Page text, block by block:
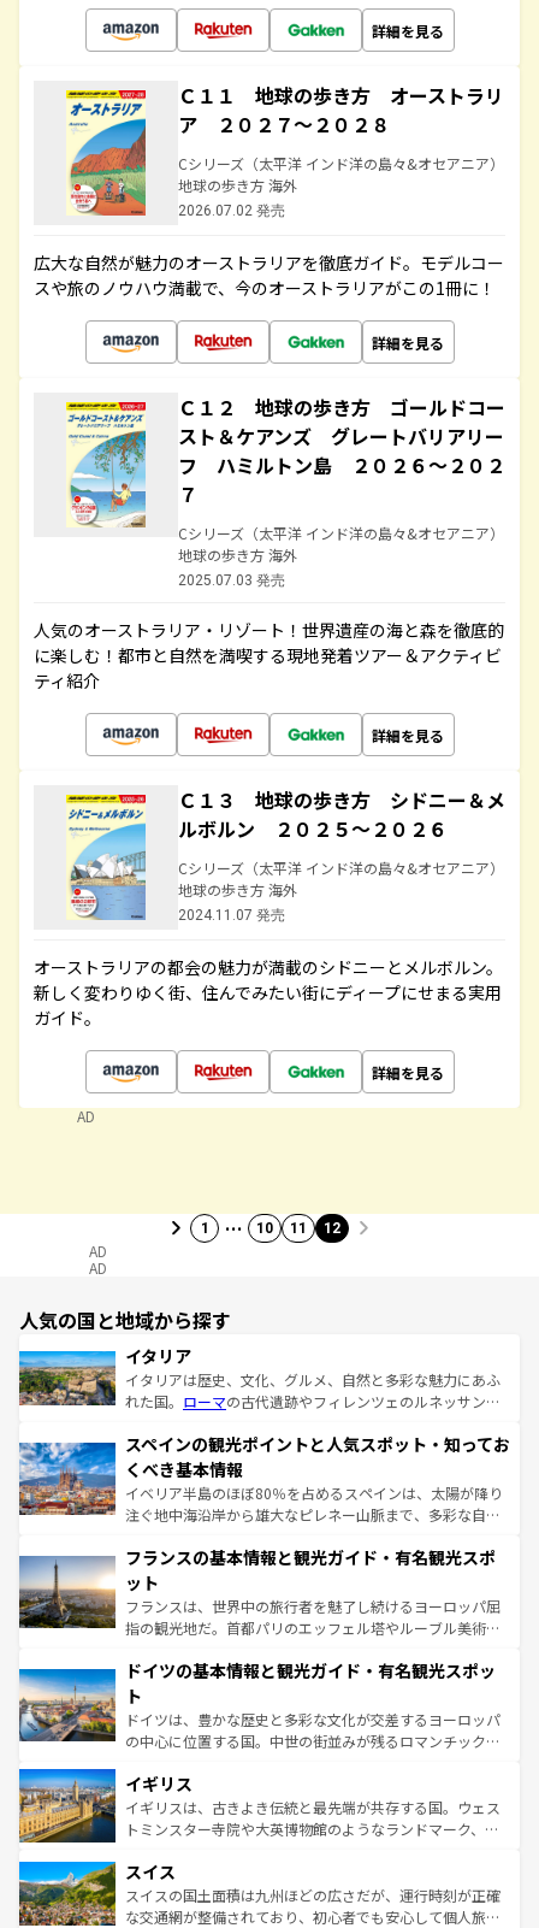
詳細を見る
Ｃ１１ 地球の歩き方 オーストラリ
ア ２０２７～２０２８
Cシリーズ（太平洋 インド洋の島々&オセアニア）
地球の歩き方 海外
2026.07.02 発売
広大な自然が魅力のオーストラリアを徹底ガイド。モデルコー
スや旅のノウハウ満載で、今のオーストラリアがこの1冊に！
詳細を見る
Ｃ１２ 地球の歩き方 ゴールドコー
スト＆ケアンズ グレートバリアリー
フ ハミルトン島 ２０２６～２０２
７
Cシリーズ（太平洋 インド洋の島々&オセアニア）
地球の歩き方 海外
2025.07.03 発売
人気のオーストラリア・リゾート！世界遺産の海と森を徹底的
に楽しむ！都市と自然を満喫する現地発着ツアー＆アクティビ
ティ紹介
詳細を見る
Ｃ１３ 地球の歩き方 シドニー＆メ
ルボルン ２０２５～２０２６
Cシリーズ（太平洋 インド洋の島々&オセアニア）
地球の歩き方 海外
2024.11.07 発売
オーストラリアの都会の魅力が満載のシドニーとメルボルン。
新しく変わりゆく街、住んでみたい街にディープにせまる実用
ガイド。
詳細を見る
AD
1 … 10 11 12
AD
AD
人気の国と地域から探す
イタリア
イタリアは歴史、文化、グルメ、自然と多彩な魅力にあふ
れた国。 ローマの古代遺跡やフィレンツェのルネッサンス
ろん、トスカーナの美しい田園風景やアマルフィ海岸の絶
景など、自然景観も見逃せない。観光の合間には、本場の
ピザやパスタなど、絶品のイタリア料理を堪能することも
できる。朝目覚めてから夜眠るまで、すべての瞬間を楽し
なお、新着のイタリア情報はコンテンツ一覧を参照してほ
しい。
スペインの観光ポイントと人気スポット・知ってお
くべき基本情報
イベリア半島のほぼ80％を占めるスペインは、太陽が降り
注ぐ地中海沿岸から雄大なピレネー山脈まで、多彩な自然
文化が根付くこの国では、情熱的なフラメンコ、熱気あふ
れる闘牛、そして美味しいタパスが生活の一部となってい
る。首都マドリードの洗練された雰囲気や、バルセロナの
アートに溢れた街角から、地方では古代ローマ遺跡や中世
せる。地方によって風土や気候が異なるスペインはその個
ンテンツ一覧 を参照してほしい。
フランスの基本情報と観光ガイド・有名観光スポ
ット
フランスは、世界中の旅行者を魅了し続けるヨーロッパ屈
指の観光地だ。首都パリのエッフェル塔やルーブル美術館
で、幅広い魅力が詰まっている。華麗な宮殿、歴史的な大
聖堂、美しいビーチ、そして豊かな自然が、訪れる者を心
から魅了する。また、フランスは美食の国としても知ら
れ、フランス料理はユネスコ無形文化遺産にも登録されて
香り高いラベンダー畑など、多彩な楽しみ方が可能だ。さ
らに、パリ以外の地域にも魅力が溢れており、どの街角に
も豊かな歴史と文化が息づいている。パリ以外の個性あふ
を参照してほしい。
ドイツの基本情報と観光ガイド・有名観光スポッ
ト
ドイツは、豊かな歴史と多彩な文化が交差するヨーロッパ
の中心に位置する国。中世の街並みが残るロマンチック街
顔を持つこの国は、どこを歩いても飽きることがない。ベ
ルリンの文化的活気、バイエルン州のアルプスの絶景、そ
してライン川沿いのワイン畑といった風景は必見。ビール
は、お酒好きな人にはぜひ体験してほしい。 なお、新着の
ドイツ情報はコンテンツ一覧を参照してほしい。
イギリス
イギリスは、古きよき伝統と最先端が共存する国。ウェス
トミンスター寺院や大英博物館のようなランドマーク、歴
リアごとに異なる魅力がある。また、優雅なアフタヌーン
ティー、ビール好きにはたまらない英国パブ、サッカー観
戦など、本場だからこそできる体験も豊富。イギリスを旅
スイス
スイスの国土面積は九州ほどの広さだが、運行時刻が正確
な交通網が整備されており、初心者でも安心して個人旅行